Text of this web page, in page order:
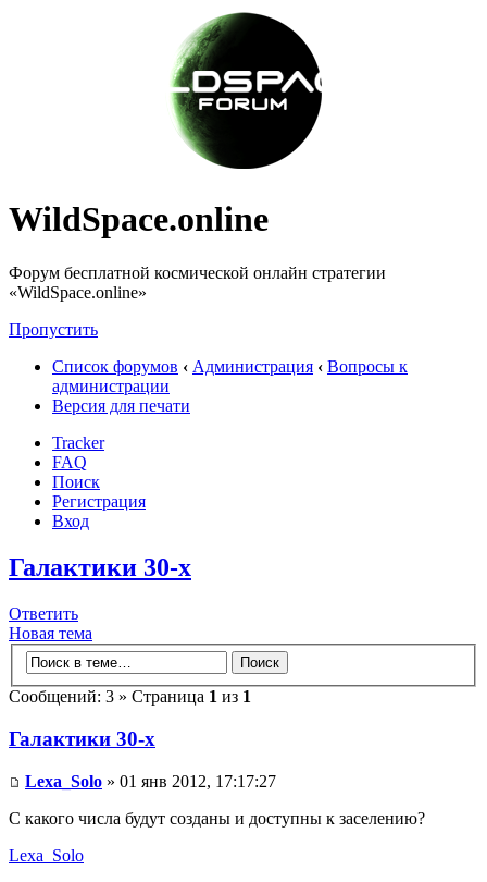
WildSpace.online
Форум бесплатной космической онлайн стратегии
«WildSpace.online»
Пропустить
Список форумов ‹ Администрация ‹ Вопросы к
администрации
Версия для печати
Tracker
FAQ
Поиск
Регистрация
Вход
Галактики 30-х
Ответить
Новая тема
Сообщений: 3 » Страница 1 из 1
Галактики 30-х
Lexa_Solo » 01 янв 2012, 17:17:27
С какого числа будут созданы и доступны к заселению?
Lexa_Solo